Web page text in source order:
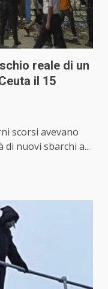
reale di un
il 15
scorsi avevano
nuovi sbarchi a...